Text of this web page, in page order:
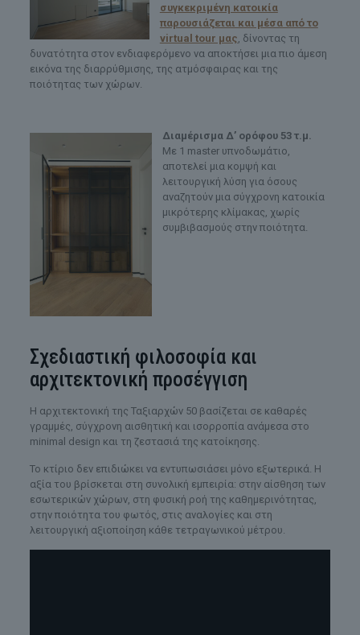
συγκεκριμένη κατοικία
παρουσιάζεται και μέσα από το
virtual tour μας , δίνοντας τη
δυνατότητα στον ενδιαφερόμενο να αποκτήσει μια πιο άμεση
εικόνα της διαρρύθμισης, της ατμόσφαιρας και της
ποιότητας των χώρων.
Διαμέρισμα Δ’ ορόφου 53 τ.μ.
Με 1 master υπνοδωμάτιο,
αποτελεί μια κομψή και
λειτουργική λύση για όσους
αναζητούν μια σύγχρονη κατοικία
μικρότερης κλίμακας, χωρίς
συμβιβασμούς στην ποιότητα.
Σχεδιαστική φιλοσοφία και
αρχιτεκτονική προσέγγιση
Η αρχιτεκτονική της Ταξιαρχών 50 βασίζεται σε καθαρές
γραμμές, σύγχρονη αισθητική και ισορροπία ανάμεσα στο
minimal design και τη ζεστασιά της κατοίκησης.
Το κτίριο δεν επιδιώκει να εντυπωσιάσει μόνο εξωτερικά. Η
αξία του βρίσκεται στη συνολική εμπειρία: στην αίσθηση των
εσωτερικών χώρων, στη φυσική ροή της καθημερινότητας,
στην ποιότητα του φωτός, στις αναλογίες και στη
λειτουργική αξιοποίηση κάθε τετραγωνικού μέτρου.